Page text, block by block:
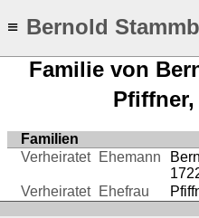
≡ Bernold
Familie von
Familien
Verheiratet
Ehemann
Verheiratet
Ehefrau